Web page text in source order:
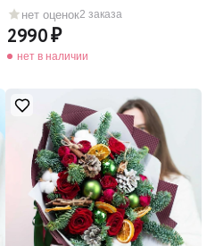
нет оценок2 заказа
2990
нет в наличии